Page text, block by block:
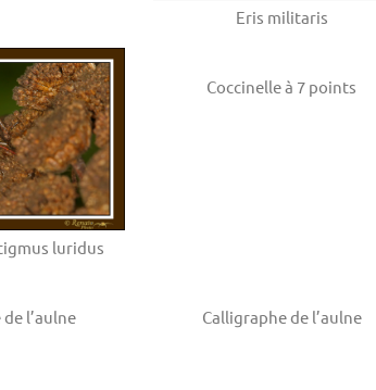
Eris militaris
luridus
Coccinelle à 7 points
l’aulne Calligraphe de l’aulne